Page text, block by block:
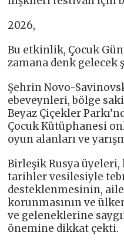
2026,
Bu etkinlik, Çocuk
zamana denk gelecek
Şehrin Novo-
ebeveynleri, bölge
Beyaz Çiçekler
Çocuk Kütüphanesi
oyun alanları ve
Birleşik Rusya
tarihler vesilesiyle
desteklenmesinin,
korunmasının ve
ve geleneklerine
önemine dikkat çekti.